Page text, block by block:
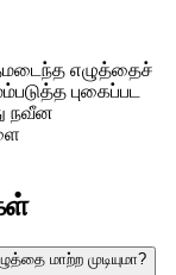
எழுத்தைச்
புகைப்பட
நவீன
மாற்ற முடியுமா?